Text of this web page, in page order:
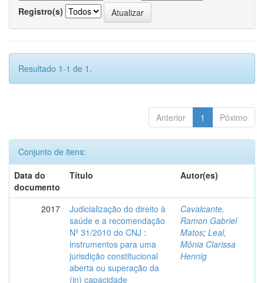
Registro(s)
Resultado 1-1 de 1.
Anterior 1 Póximo
Conjunto de itens:
Data do
documento
Título Autor(es)
2017
Judicialização do direito à
saúde e a recomendação
Nº 31/2010 do CNJ :
instrumentos para uma
jurisdição constitucional
aberta ou superação da
(in) capacidade
Cavalcante,
Ramon Gabriel
Matos; Leal,
Mônia Clarissa
Hennig